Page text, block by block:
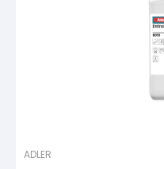
ADLER